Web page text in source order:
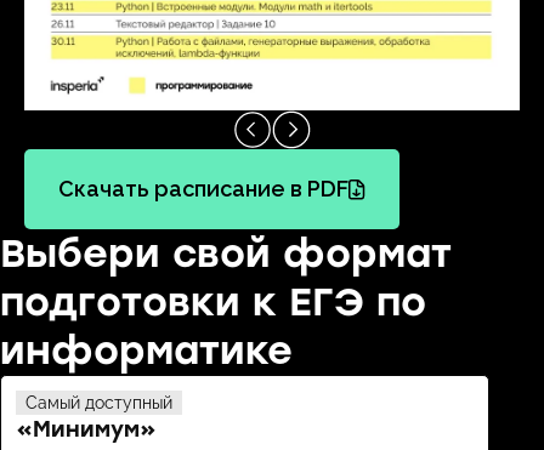
Скачать расписание в PDF
Выбери свой формат
подготовки к ЕГЭ по
информатике
Самый доступный
«Минимум»